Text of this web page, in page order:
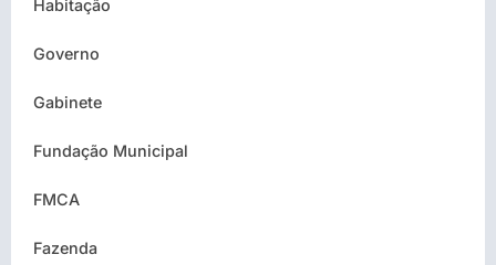
Habitação
Governo
Gabinete
Fundação Municipal
FMCA
Fazenda